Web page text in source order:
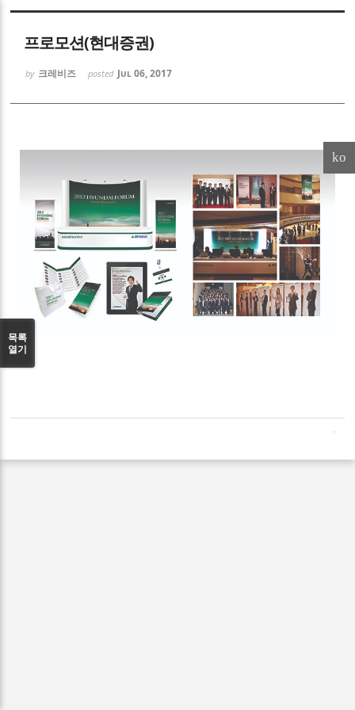
프로모션(현대증권)
by 크레비즈 posted Jul 06, 2017
목록
열기
ko
Sketchbook5, 스케치북5
Sketchbook5, 스케치북5